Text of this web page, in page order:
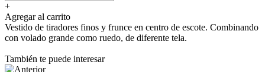
+
Agregar al carrito
Vestido de tiradores finos y frunce en centro de escote. Combinando
con volado grande como ruedo, de diferente tela.
También te puede interesar